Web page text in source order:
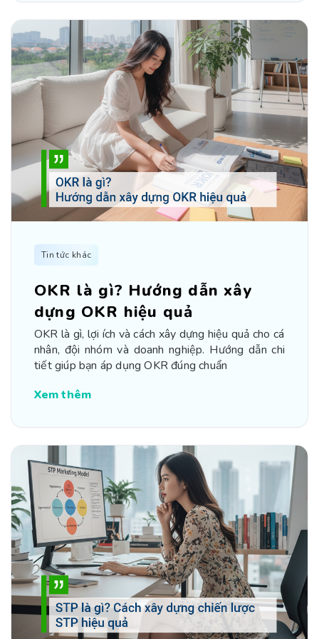
Tin tức khác
OKR là gì? Hướng dẫn xây
dựng OKR hiệu quả
OKR là gì, lợi ích và cách xây dựng hiệu quả cho cá
nhân, đội nhóm và doanh nghiệp. Hướng dẫn chi
tiết giúp bạn áp dụng OKR đúng chuẩn
Xem thêm